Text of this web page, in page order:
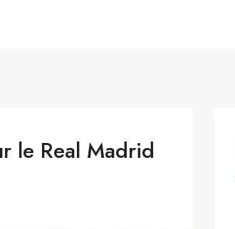
le Real Madrid